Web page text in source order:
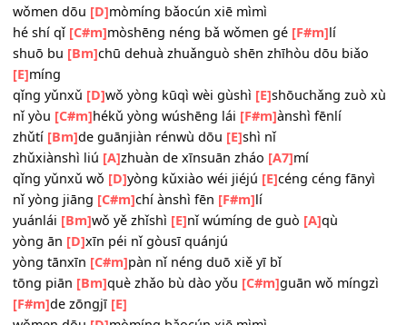
yòng ān[D]xīn péi nǐ gòusī quánjú
yòng tānxīn[C#m]pàn nǐ néng duō xiě yī bǐ
tōng piān[Bm]què zhǎo bù dào yǒu[C#m] guān wǒ
[F#m]de zōngjī
wǒmen dōu[D]mòmíng bǎocún xiē mìmì
hé shí qǐ[C#m]mòshēng néng bǎ wǒmen gé[F#m]
shuō bu[Bm]chū dehuà zhuǎnguò shēn zhīhòu dōu
[E]míng
qǐng yǔnxǔ [D]wǒ yòng kūqì wèi gùshì
nǐ yòu [C#m]hékǔ yòng wúshēng lái[F#m]ànshì fēnlí
zhǔtí[Bm]de guānjiàn rénwù dōu
zhǔxiànshì liú[A]zhuàn de xīnsuān zháo
qǐng yǔnxǔ wǒ[D]yòng kǔxiào wéi jiéjú[E]céng céng
nǐ yòng jiāng [C#m]